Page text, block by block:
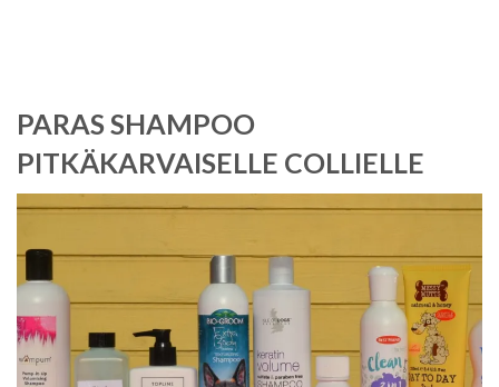
PARAS SHAMPOO
PITKÄKARVAISELLE COLLIELLE